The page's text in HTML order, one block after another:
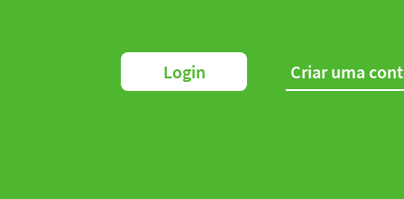
Login Criar uma